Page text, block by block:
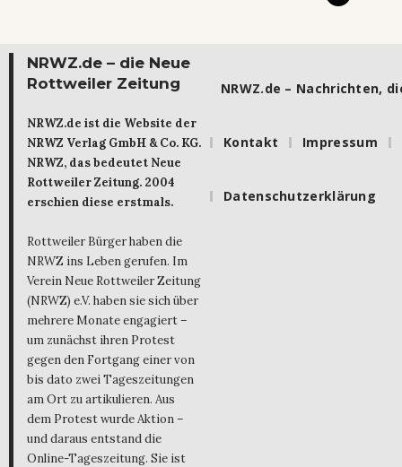
NRWZ.de – die Neue
Rottweiler Zeitung
NRWZ.de ist die Website der
NRWZ Verlag GmbH & Co. KG.
NRWZ, das bedeutet Neue
Rottweiler Zeitung. 2004
erschien diese erstmals.
Rottweiler Bürger haben die
NRWZ ins Leben gerufen. Im
Verein Neue Rottweiler Zeitung
(NRWZ) e.V. haben sie sich über
mehrere Monate engagiert –
um zunächst ihren Protest
gegen den Fortgang einer von
bis dato zwei Tageszeitungen
am Ort zu artikulieren. Aus
dem Protest wurde Aktion –
und daraus entstand die
Online-Tageszeitung. Sie ist
NRWZ.de – Nachrichten,
Kontakt Impressum
Datenschutzerklärung